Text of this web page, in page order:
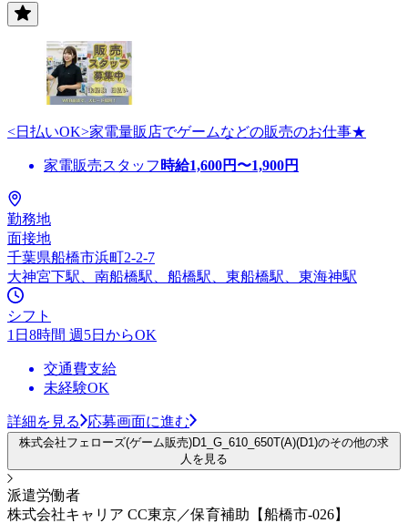
<日払いOK>家電量販店でゲームなどの販売のお仕事★
家電販売スタッフ 時給1,600円〜1,900円
勤務地
面接地
千葉県船橋市浜町2-2-7
大神宮下駅、南船橋駅、船橋駅、東船橋駅、東海神駅
シフト
1日8時間 週5日からOK
交通費支給
未経験OK
詳細を見る 応募画面に進む
株式会社フェローズ(ゲーム販売)D1_G_610_650T(A)(D1)のその他の求
人を見る
派遣労働者
株式会社キャリア CC東京／保育補助【船橋市-026】